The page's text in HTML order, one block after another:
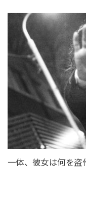
一体、彼女は何を盗